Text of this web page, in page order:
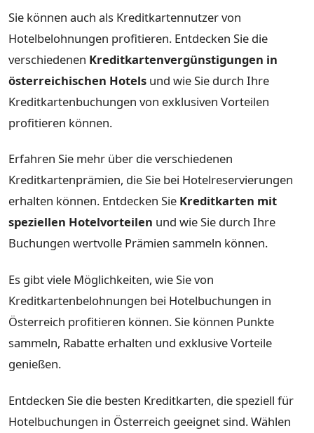
Sie können auch als Kreditkartennutzer von
Hotelbelohnungen profitieren. Entdecken Sie die
verschiedenen Kreditkartenvergünstigungen in
österreichischen Hotels und wie Sie durch Ihre
Kreditkartenbuchungen von exklusiven Vorteilen
profitieren können.
Erfahren Sie mehr über die verschiedenen
Kreditkartenprämien, die Sie bei Hotelreservierungen
erhalten können. Entdecken Sie Kreditkarten mit
speziellen Hotelvorteilen und wie Sie durch Ihre
Buchungen wertvolle Prämien sammeln können.
Es gibt viele Möglichkeiten, wie Sie von
Kreditkartenbelohnungen bei Hotelbuchungen in
Österreich profitieren können. Sie können Punkte
sammeln, Rabatte erhalten und exklusive Vorteile
genießen.
Entdecken Sie die besten Kreditkarten, die speziell für
Hotelbuchungen in Österreich geeignet sind. Wählen